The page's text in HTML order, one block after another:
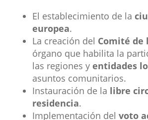
El establecimiento de la
europea.
La creación del Comité de
órgano que habilita la
las regiones y entidades
asuntos comunitarios.
Instauración de la libre
residencia.
Implementación del voto